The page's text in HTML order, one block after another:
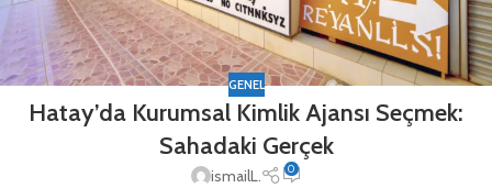
GENEL
Hatay’da Kurumsal Kimlik Ajansı Seçmek:
Sahadaki Gerçek
ismailL. 0